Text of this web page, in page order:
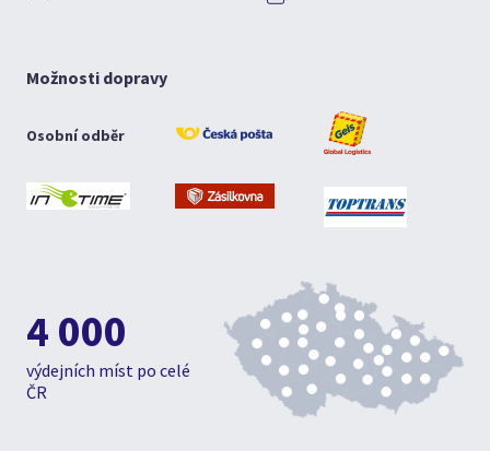
Možnosti dopravy
Osobní odběr
4 000
výdejních míst po celé
ČR